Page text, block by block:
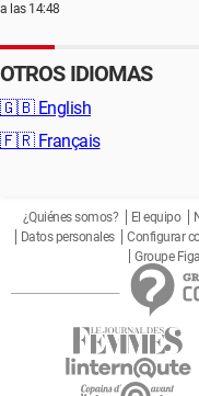
a las 14:48
OTROS IDIOMAS
🇬🇧 English
🇫🇷 Français
¿Quiénes somos? El equipo
Datos personales
Configurar
Groupe